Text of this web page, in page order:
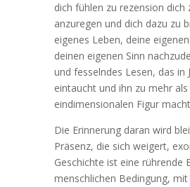
dich fühlen zu rezension dich
anzuregen und dich dazu zu
eigenes Leben, deine
deinen eigenen Sinn
und fesselndes Lesen, das in
eintaucht und ihn zu mehr
eindimensionalen Figur
Die Erinnerung daran wird
Präsenz, die sich weigert,
Geschichte ist eine rührende
menschlichen Bedingung,